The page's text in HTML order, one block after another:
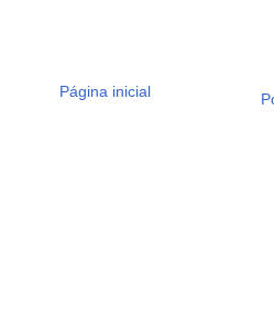
Página inicial